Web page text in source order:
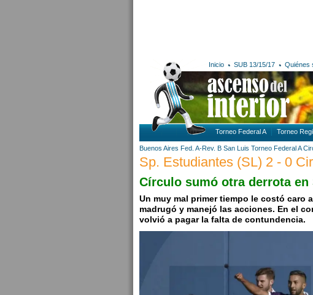
Inicio SUB 13/15/17 Quiénes
Torneo Federal A Torneo
Buenos Aires Fed. A-Rev. B San Luis Torneo Federal A
Sp. Estudiantes (SL) 2 - 0
Círculo sumó otra derrota en
Un muy mal primer tiempo le costó caro
madrugó y manejó las acciones. En el
volvió a pagar la falta de contundencia.